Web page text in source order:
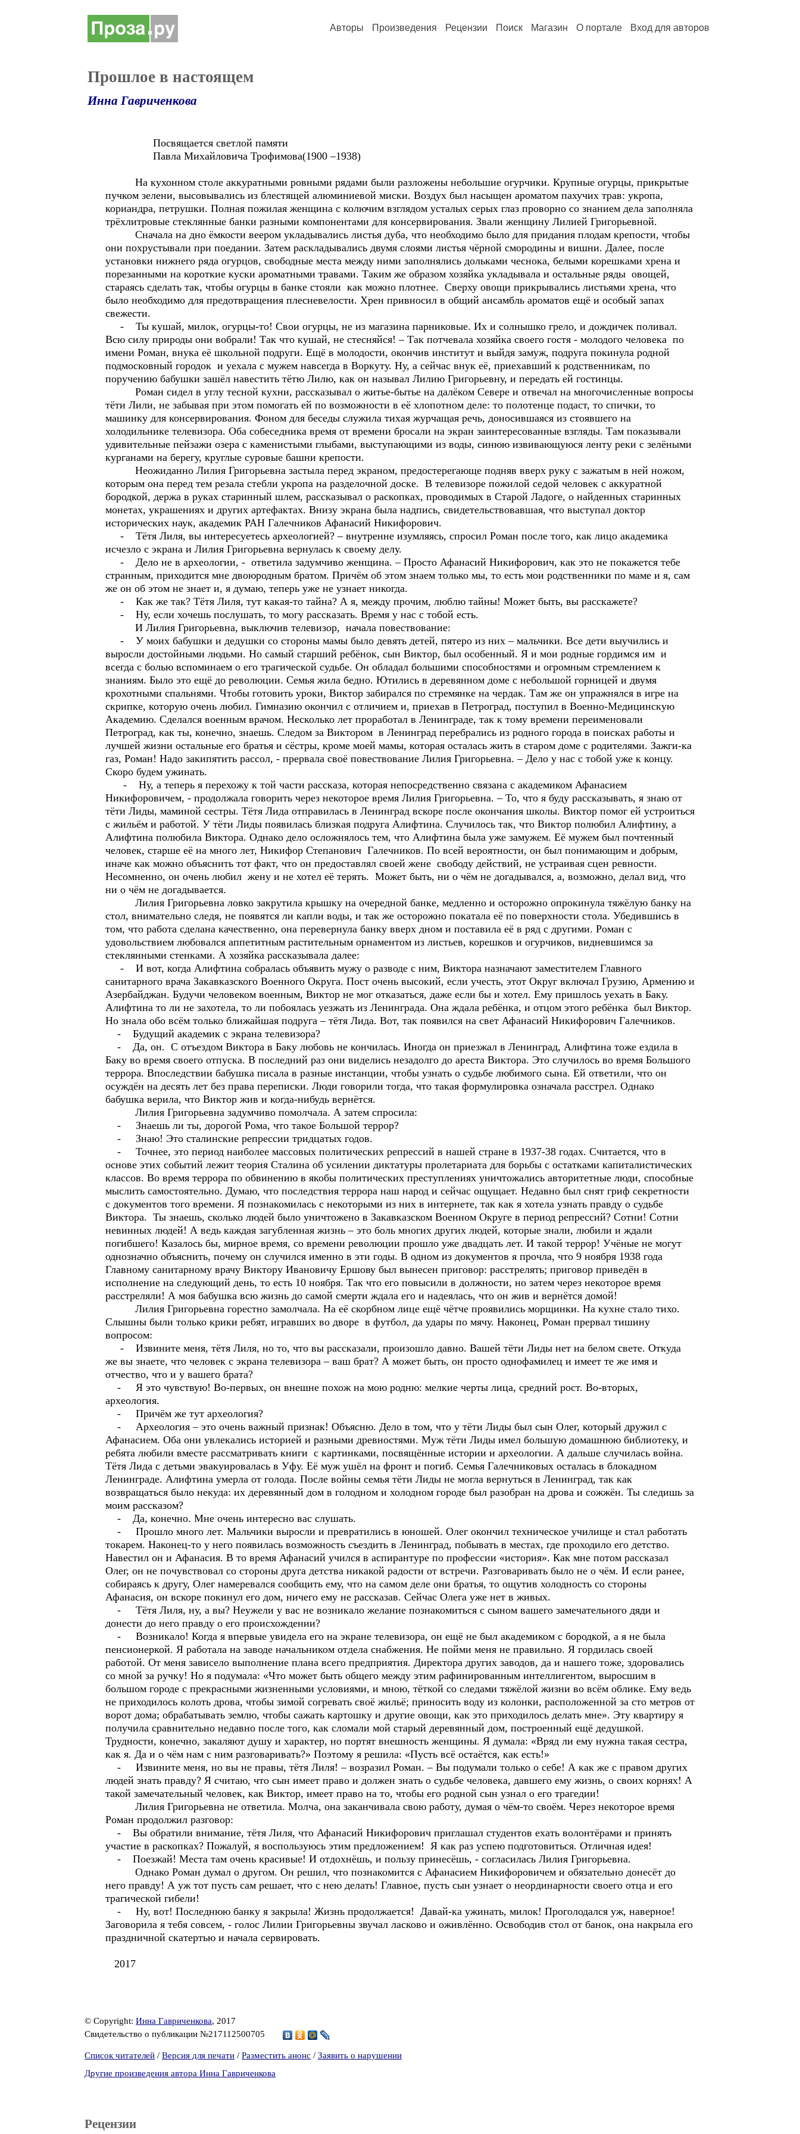
Авторы Произведения Рецензии Поиск Магазин О портале Вход для авторов
Прошлое в настоящем
Инна Гавриченкова
Посвящается светлой памяти
Павла Михайловича Трофимова(1900 –1938)
На кухонном столе аккуратными ровными рядами были разложены небольшие огурчики. Крупные огурцы, прикрытые
пучком зелени, высовывались из блестящей алюминиевой миски. Воздух был насыщен ароматом пахучих трав: укропа,
кориандра, петрушки. Полная пожилая женщина с колючим взглядом усталых серых глаз проворно со знанием дела заполняла
трёхлитровые стеклянные банки разными компонентами для консервирования. Звали женщину Лилией Григорьевной.
Сначала на дно ёмкости веером укладывались листья дуба, что необходимо было для придания плодам крепости, чтобы
они похрустывали при поедании. Затем раскладывались двумя слоями листья чёрной смородины и вишни. Далее, после
установки нижнего ряда огурцов, свободные места между ними заполнялись дольками чеснока, белыми корешками хрена и
порезанными на короткие куски ароматными травами. Таким же образом хозяйка укладывала и остальные ряды овощей,
стараясь сделать так, чтобы огурцы в банке стояли как можно плотнее. Сверху овощи прикрывались листьями хрена, что
было необходимо для предотвращения плесневелости. Хрен привносил в общий ансамбль ароматов ещё и особый запах
свежести.
- Ты кушай, милок, огурцы-то! Свои огурцы, не из магазина парниковые. Их и солнышко грело, и дождичек поливал.
Всю силу природы они вобрали! Так что кушай, не стесняйся! – Так потчевала хозяйка своего гостя - молодого человека по
имени Роман, внука её школьной подруги. Ещё в молодости, окончив институт и выйдя замуж, подруга покинула родной
подмосковный городок и уехала с мужем навсегда в Воркуту. Ну, а сейчас внук её, приехавший к родственникам, по
поручению бабушки зашёл навестить тётю Лилю, как он называл Лилию Григорьевну, и передать ей гостинцы.
Роман сидел в углу тесной кухни, рассказывал о житье-бытье на далёком Севере и отвечал на многочисленные вопросы
тёти Лили, не забывая при этом помогать ей по возможности в её хлопотном деле: то полотенце подаст, то спички, то
машинку для консервирования. Фоном для беседы служила тихая журчащая речь, доносившаяся из стоявшего на
холодильнике телевизора. Оба собеседника время от времени бросали на экран заинтересованные взгляды. Там показывали
удивительные пейзажи озера с каменистыми глыбами, выступающими из воды, синюю извивающуюся ленту реки с зелёными
курганами на берегу, круглые суровые башни крепости.
Неожиданно Лилия Григорьевна застыла перед экраном, предостерегающе подняв вверх руку с зажатым в ней ножом,
которым она перед тем резала стебли укропа на разделочной доске. В телевизоре пожилой седой человек с аккуратной
бородкой, держа в руках старинный шлем, рассказывал о раскопках, проводимых в Старой Ладоге, о найденных старинных
монетах, украшениях и других артефактах. Внизу экрана была надпись, свидетельствовавшая, что выступал доктор
исторических наук, академик РАН Галечников Афанасий Никифорович.
- Тётя Лиля, вы интересуетесь археологией? – внутренне изумляясь, спросил Роман после того, как лицо академика
исчезло с экрана и Лилия Григорьевна вернулась к своему делу.
- Дело не в археологии, - ответила задумчиво женщина. – Просто Афанасий Никифорович, как это не покажется тебе
странным, приходится мне двоюродным братом. Причём об этом знаем только мы, то есть мои родственники по маме и я, сам
же он об этом не знает и, я думаю, теперь уже не узнает никогда.
- Как же так? Тётя Лиля, тут какая-то тайна? А я, между прочим, люблю тайны! Может быть, вы расскажете?
- Ну, если хочешь послушать, то могу рассказать. Время у нас с тобой есть.
И Лилия Григорьевна, выключив телевизор, начала повествование:
- У моих бабушки и дедушки со стороны мамы было девять детей, пятеро из них – мальчики. Все дети выучились и
выросли достойными людьми. Но самый старший ребёнок, сын Виктор, был особенный. Я и мои родные гордимся им и
всегда с болью вспоминаем о его трагической судьбе. Он обладал большими способностями и огромным стремлением к
знаниям. Было это ещё до революции. Семья жила бедно. Ютились в деревянном доме с небольшой горницей и двумя
крохотными спальнями. Чтобы готовить уроки, Виктор забирался по стремянке на чердак. Там же он упражнялся в игре на
скрипке, которую очень любил. Гимназию окончил с отличием и, приехав в Петроград, поступил в Военно-Медицинскую
Академию. Сделался военным врачом. Несколько лет проработал в Ленинграде, так к тому времени переименовали
Петроград, как ты, конечно, знаешь. Следом за Виктором в Ленинград перебрались из родного города в поисках работы и
лучшей жизни остальные его братья и сёстры, кроме моей мамы, которая осталась жить в старом доме с родителями. Зажги-ка
газ, Роман! Надо закипятить рассол, - прервала своё повествование Лилия Григорьевна. – Дело у нас с тобой уже к концу.
Скоро будем ужинать.
- Ну, а теперь я перехожу к той части рассказа, которая непосредственно связана с академиком Афанасием
Никифоровичем, - продолжала говорить через некоторое время Лилия Григорьевна. – То, что я буду рассказывать, я знаю от
тёти Лиды, маминой сестры. Тётя Лида отправилась в Ленинград вскоре после окончания школы. Виктор помог ей устроиться
с жильём и работой. У тёти Лиды появилась близкая подруга Алифтина. Случилось так, что Виктор полюбил Алифтину, а
Алифтина полюбила Виктора. Однако дело осложнялось тем, что Алифтина была уже замужем. Её мужем был почтенный
человек, старше её на много лет, Никифор Степанович Галечников. По всей вероятности, он был понимающим и добрым,
иначе как можно объяснить тот факт, что он предоставлял своей жене свободу действий, не устраивая сцен ревности.
Несомненно, он очень любил жену и не хотел её терять. Может быть, ни о чём не догадывался, а, возможно, делал вид, что
ни о чём не догадывается.
Лилия Григорьевна ловко закрутила крышку на очередной банке, медленно и осторожно опрокинула тяжёлую банку на
стол, внимательно следя, не появятся ли капли воды, и так же осторожно покатала её по поверхности стола. Убедившись в
том, что работа сделана качественно, она перевернула банку вверх дном и поставила её в ряд с другими. Роман с
удовольствием любовался аппетитным растительным орнаментом из листьев, корешков и огурчиков, видневшимся за
стеклянными стенками. А хозяйка рассказывала далее:
- И вот, когда Алифтина собралась объявить мужу о разводе с ним, Виктора назначают заместителем Главного
санитарного врача Закавказского Военного Округа. Пост очень высокий, если учесть, этот Округ включал Грузию, Армению и
Азербайджан. Будучи человеком военным, Виктор не мог отказаться, даже если бы и хотел. Ему пришлось уехать в Баку.
Алифтина то ли не захотела, то ли побоялась уезжать из Ленинграда. Она ждала ребёнка, и отцом этого ребёнка был Виктор.
Но знала обо всём только ближайшая подруга – тётя Лида. Вот, так появился на свет Афанасий Никифорович Галечников.
- Будущий академик с экрана телевизора?
- Да, он. С отъездом Виктора в Баку любовь не кончилась. Иногда он приезжал в Ленинград, Алифтина тоже ездила в
Баку во время своего отпуска. В последний раз они виделись незадолго до ареста Виктора. Это случилось во время Большого
террора. Впоследствии бабушка писала в разные инстанции, чтобы узнать о судьбе любимого сына. Ей ответили, что он
осуждён на десять лет без права переписки. Люди говорили тогда, что такая формулировка означала расстрел. Однако
бабушка верила, что Виктор жив и когда-нибудь вернётся.
Лилия Григорьевна задумчиво помолчала. А затем спросила:
- Знаешь ли ты, дорогой Рома, что такое Большой террор?
- Знаю! Это сталинские репрессии тридцатых годов.
- Точнее, это период наиболее массовых политических репрессий в нашей стране в 1937-38 годах. Считается, что в
основе этих событий лежит теория Сталина об усилении диктатуры пролетариата для борьбы с остатками капиталистических
классов. Во время террора по обвинению в якобы политических преступлениях уничтожались авторитетные люди, способные
мыслить самостоятельно. Думаю, что последствия террора наш народ и сейчас ощущает. Недавно был снят гриф секретности
с документов того времени. Я познакомилась с некоторыми из них в интернете, так как я хотела узнать правду о судьбе
Виктора. Ты знаешь, сколько людей было уничтожено в Закавказском Военном Округе в период репрессий? Сотни! Сотни
невинных людей! А ведь каждая загубленная жизнь – это боль многих других людей, которые знали, любили и ждали
погибшего! Казалось бы, мирное время, со времени революции прошло уже двадцать лет. И такой террор! Учёные не могут
однозначно объяснить, почему он случился именно в эти годы. В одном из документов я прочла, что 9 ноября 1938 года
Главному санитарному врачу Виктору Ивановичу Ершову был вынесен приговор: расстрелять; приговор приведён в
исполнение на следующий день, то есть 10 ноября. Так что его повысили в должности, но затем через некоторое время
расстреляли! А моя бабушка всю жизнь до самой смерти ждала его и надеялась, что он жив и вернётся домой!
Лилия Григорьевна горестно замолчала. На её скорбном лице ещё чётче проявились морщинки. На кухне стало тихо.
Слышны были только крики ребят, игравших во дворе в футбол, да удары по мячу. Наконец, Роман прервал тишину
вопросом:
- Извините меня, тётя Лиля, но то, что вы рассказали, произошло давно. Вашей тёти Лиды нет на белом свете. Откуда
же вы знаете, что человек с экрана телевизора – ваш брат? А может быть, он просто однофамилец и имеет те же имя и
отчество, что и у вашего брата?
- Я это чувствую! Во-первых, он внешне похож на мою родню: мелкие черты лица, средний рост. Во-вторых,
археология.
- Причём же тут археология?
- Археология – это очень важный признак! Объясню. Дело в том, что у тёти Лиды был сын Олег, который дружил с
Афанасием. Оба они увлекались историей и разными древностями. Муж тёти Лиды имел большую домашнюю библиотеку, и
ребята любили вместе рассматривать книги с картинками, посвящённые истории и археологии. А дальше случилась война.
Тётя Лида с детьми эвакуировалась в Уфу. Её муж ушёл на фронт и погиб. Семья Галечниковых осталась в блокадном
Ленинграде. Алифтина умерла от голода. После войны семья тёти Лиды не могла вернуться в Ленинград, так как
возвращаться было некуда: их деревянный дом в голодном и холодном городе был разобран на дрова и сожжён. Ты следишь за
моим рассказом?
- Да, конечно. Мне очень интересно вас слушать.
- Прошло много лет. Мальчики выросли и превратились в юношей. Олег окончил техническое училище и стал работать
токарем. Наконец-то у него появилась возможность съездить в Ленинград, побывать в местах, где проходило его детство.
Навестил он и Афанасия. В то время Афанасий учился в аспирантуре по профессии «история». Как мне потом рассказал
Олег, он не почувствовал со стороны друга детства никакой радости от встречи. Разговаривать было не о чём. И если ранее,
собираясь к другу, Олег намеревался сообщить ему, что на самом деле они братья, то ощутив холодность со стороны
Афанасия, он вскоре покинул его дом, ничего ему не рассказав. Сейчас Олега уже нет в живых.
- Тётя Лиля, ну, а вы? Неужели у вас не возникало желание познакомиться с сыном вашего замечательного дяди и
донести до него правду о его происхождении?
- Возникало! Когда я впервые увидела его на экране телевизора, он ещё не был академиком с бородкой, а я не была
пенсионеркой. Я работала на заводе начальником отдела снабжения. Не пойми меня не правильно. Я гордилась своей
работой. От меня зависело выполнение плана всего предприятия. Директора других заводов, да и нашего тоже, здоровались
со мной за ручку! Но я подумала: «Что может быть общего между этим рафинированным интеллигентом, выросшим в
большом городе с прекрасными жизненными условиями, и мною, тёткой со следами тяжёлой жизни во всём облике. Ему ведь
не приходилось колоть дрова, чтобы зимой согревать своё жильё; приносить воду из колонки, расположенной за сто метров от
ворот дома; обрабатывать землю, чтобы сажать картошку и другие овощи, как это приходилось делать мне». Эту квартиру я
получила сравнительно недавно после того, как сломали мой старый деревянный дом, построенный ещё дедушкой.
Трудности, конечно, закаляют душу и характер, но портят внешность женщины. Я думала: «Вряд ли ему нужна такая сестра,
как я. Да и о чём нам с ним разговаривать?» Поэтому я решила: «Пусть всё остаётся, как есть!»
- Извините меня, но вы не правы, тётя Лиля! – возразил Роман. – Вы подумали только о себе! А как же с правом других
людей знать правду? Я считаю, что сын имеет право и должен знать о судьбе человека, давшего ему жизнь, о своих корнях! А
такой замечательный человек, как Виктор, имеет право на то, чтобы его родной сын узнал о его трагедии!
Лилия Григорьевна не ответила. Молча, она заканчивала свою работу, думая о чём-то своём. Через некоторое время
Роман продолжил разговор:
- Вы обратили внимание, тётя Лиля, что Афанасий Никифорович приглашал студентов ехать волонтёрами и принять
участие в раскопках? Пожалуй, я воспользуюсь этим предложением! Я как раз успею подготовиться. Отличная идея!
- Поезжай! Места там очень красивые! И отдохнёшь, и пользу принесёшь, - согласилась Лилия Григорьевна.
Однако Роман думал о другом. Он решил, что познакомится с Афанасием Никифоровичем и обязательно донесёт до
него правду! А уж тот пусть сам решает, что с нею делать! Главное, пусть сын узнает о неординарности своего отца и его
трагической гибели!
- Ну, вот! Последнюю банку я закрыла! Жизнь продолжается! Давай-ка ужинать, милок! Проголодался уж, наверное!
Заговорила я тебя совсем, - голос Лилии Григорьевны звучал ласково и оживлённо. Освободив стол от банок, она накрыла его
праздничной скатертью и начала сервировать.
2017
© Copyright: Инна Гавриченкова, 2017
Свидетельство о публикации №217112500705
Список читателей / Версия для печати / Разместить анонс / Заявить о нарушении
Другие произведения автора Инна Гавриченкова
Рецензии